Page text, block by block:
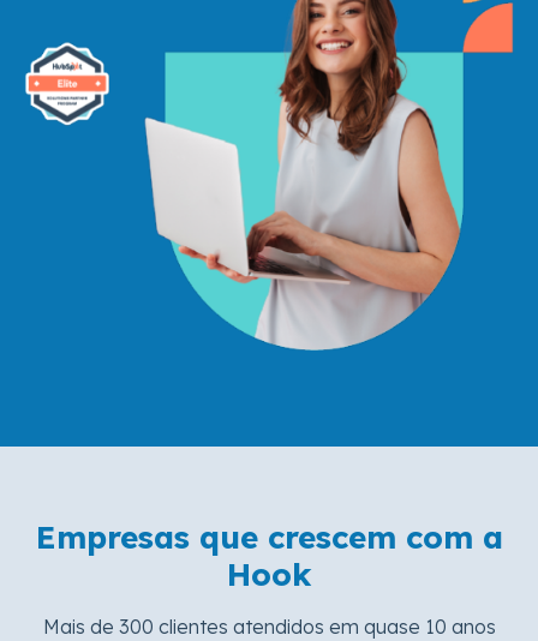
Empresas que crescem com a
Hook
Mais de 300 clientes atendidos em quase 10 anos